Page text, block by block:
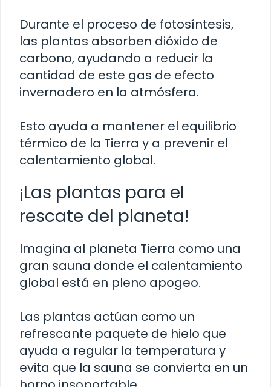
Durante el proceso de fotosíntesis,
las plantas absorben dióxido de
carbono, ayudando a reducir la
cantidad de este gas de efecto
invernadero en la atmósfera.
Esto ayuda a mantener el equilibrio
térmico de la Tierra y a prevenir el
calentamiento global.
¡Las plantas para el
rescate del planeta!
Imagina al planeta Tierra como una
gran sauna donde el calentamiento
global está en pleno apogeo.
Las plantas actúan como un
refrescante paquete de hielo que
ayuda a regular la temperatura y
evita que la sauna se convierta en un